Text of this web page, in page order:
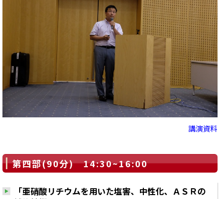
講演資料
第四部(90分) 14:30~16:00
「亜硝酸リチウムを用いた塩害、中性化、ＡＳＲの